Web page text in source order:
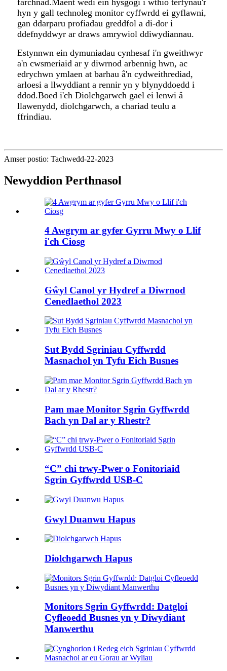
hyn y gall technoleg monitor cyffwrdd ei gyflawni,
gan ddarparu profiadau greddfol a di-dor i
ddefnyddwyr ar draws amrywiol ddiwydiannau.
Estynnwn ein dymuniadau cynhesaf i'n gweithwyr
a'n cwsmeriaid ar y diwrnod arbennig hwn, ac
edrychwn ymlaen at barhau â'n cydweithrediad,
arloesi a llwyddiant a rennir yn y blynyddoedd i
ddod.Boed i'ch Diolchgarwch gael ei lenwi â
llawenydd, diolchgarwch, a chariad teulu a
ffrindiau.
Amser postio: Tachwedd-22-2023
Newyddion Perthnasol
4 Awgrym ar gyfer Gyrru Mwy o Llif
i'ch Ciosg
Gŵyl Canol yr Hydref a Diwrnod
Cenedlaethol 2023
Sut Bydd Sgriniau Cyffwrdd
Masnachol yn Tyfu Eich Busnes
Pam mae Monitor Sgrin Gyffwrdd
Bach yn Dal ar y Rhestr?
“C” chi trwy-Pwer o Fonitoriaid
Sgrin Gyffwrdd USB-C
Gwyl Duanwu Hapus
Diolchgarwch Hapus
Monitors Sgrin Gyffwrdd: Datgloi
Cyfleoedd Busnes yn y Diwydiant
Manwerthu